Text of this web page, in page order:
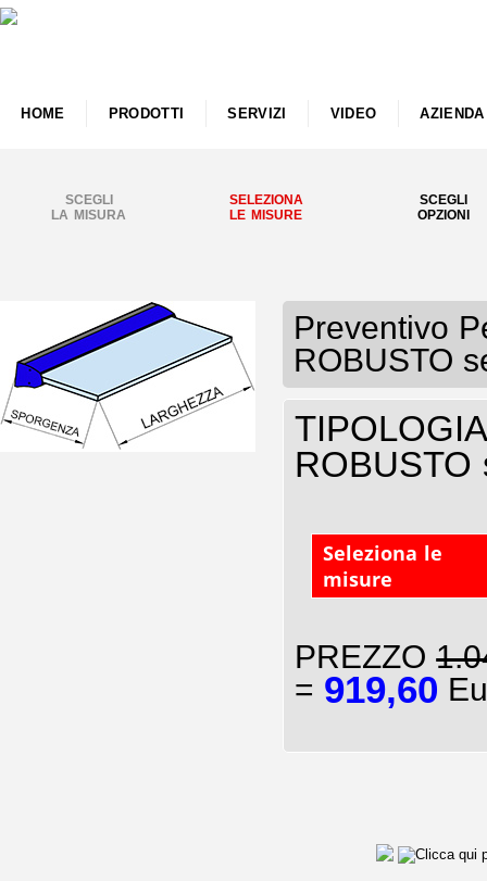
HOME PRODOTTI SERVIZI VIDEO AZIENDA
SCEGLI
LA MISURA
SELEZIONA
LE MISURE
SCEGLI
OPZIONI
Preventivo
ROBUSTO
ROBUSTO
Seleziona le
misure
PREZZO
= 919,60